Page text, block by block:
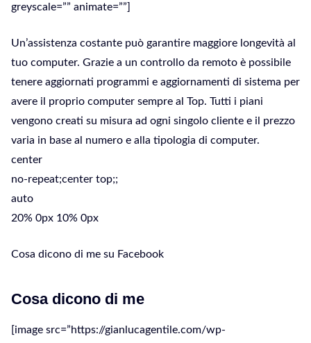
greyscale=”” animate=””]
Un’assistenza costante può garantire maggiore longevità al
tuo computer. Grazie a un controllo da remoto è possibile
tenere aggiornati programmi e aggiornamenti di sistema per
avere il proprio computer sempre al Top. Tutti i piani
vengono creati su misura ad ogni singolo cliente e il prezzo
varia in base al numero e alla tipologia di computer.
center
no-repeat;center top;;
auto
20% 0px 10% 0px
Cosa dicono di me su Facebook
Cosa dicono di me
[image src=”https://gianlucagentile.com/wp-